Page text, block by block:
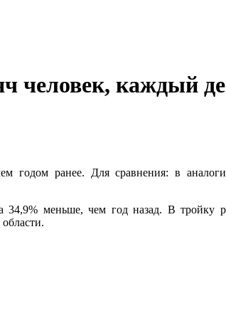
человек, каждый
годом ранее. Для сравнения: в
меньше, чем год назад. В тройку